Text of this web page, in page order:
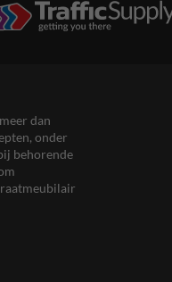
dan
onder
behorende